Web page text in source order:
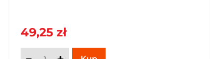
49,25 zł